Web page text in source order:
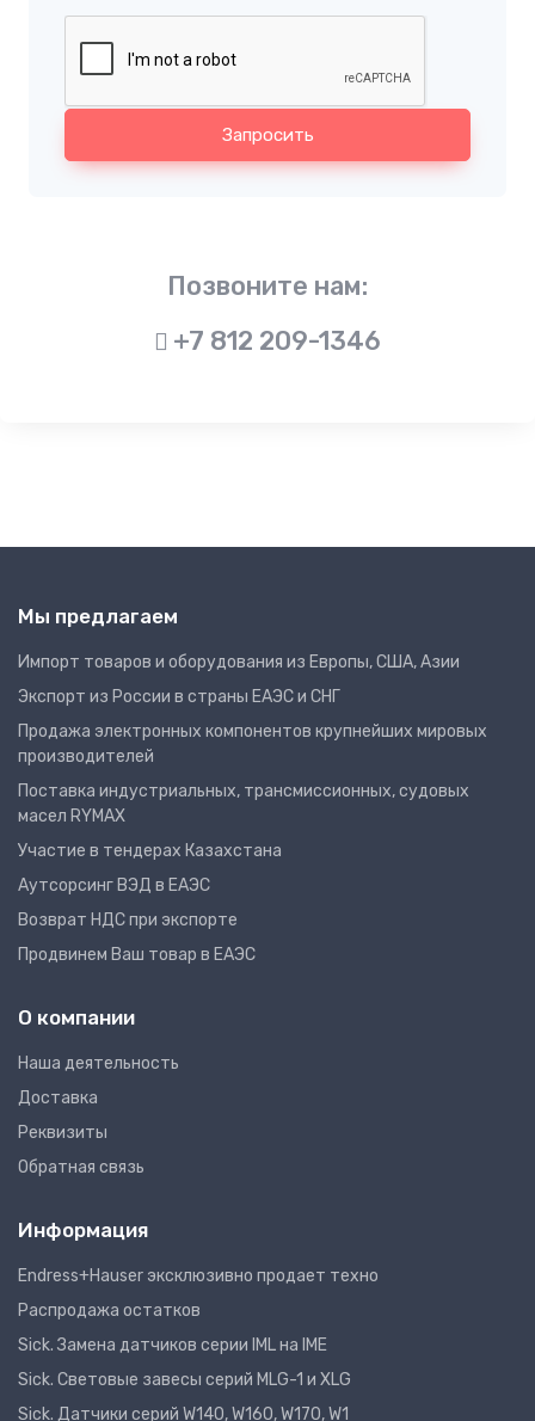
Запросить
Позвоните нам:
+7 812 209-1346
Мы предлагаем
Импорт товаров и оборудования из Европы, США, Азии
Экспорт из России в страны ЕАЭС и СНГ
Продажа электронных компонентов крупнейших мировых
производителей
Поставка индустриальных, трансмиссионных, судовых
масел RYMAX
Участие в тендерах Казахстана
Аутсорсинг ВЭД в ЕАЭС
Возврат НДС при экспорте
Продвинем Ваш товар в ЕАЭС
О компании
Наша деятельность
Доставка
Реквизиты
Обратная связь
Информация
Endress+Hauser эксклюзивно продает техно
Распродажа остатков
Sick. Замена датчиков серии IML на IME
Sick. Световые завесы серий MLG-1 и XLG
Sick. Датчики серий W140, W160, W170, W1